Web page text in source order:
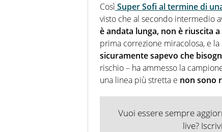
Così Super Sofi al termine di
visto che al secondo intermedio
è andata lunga, non è riuscita
prima correzione miracolosa, e
sicuramente sapevo che
rischio – ha ammesso la
una linea più stretta e non sono
Vuoi essere sempre
live?